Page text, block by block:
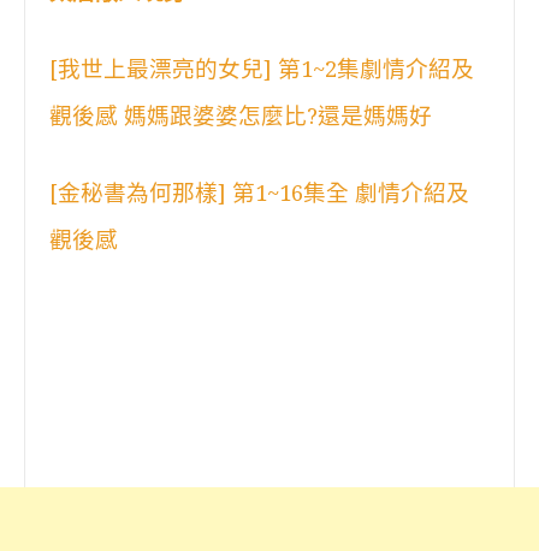
[我世上最漂亮的女兒] 第1~2集劇情介紹及
觀後感 媽媽跟婆婆怎麼比?還是媽媽好
[金秘書為何那樣] 第1~16集全 劇情介紹及
觀後感